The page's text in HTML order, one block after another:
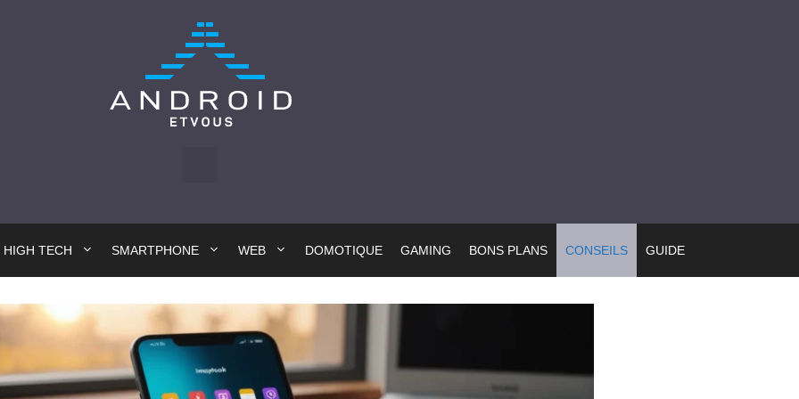
HIGH TECH SMARTPHONE WEB DOMOTIQUE GAMING BONS PLANS CONSEILS GUIDE